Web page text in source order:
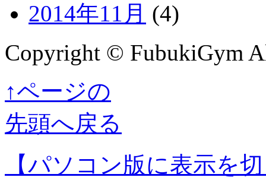
2014年11月 (4)
Copyright © FubukiGym
↑ページの
先頭へ戻る
【パソコン版に表示を